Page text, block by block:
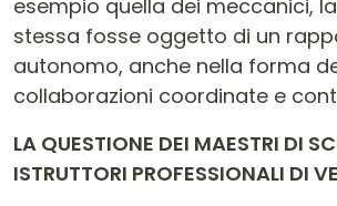
esempio quella dei meccanici,
stessa fosse oggetto di un
autonomo, anche nella forma
collaborazioni coordinate e
LA QUESTIONE DEI MAESTRI DI
ISTRUTTORI PROFESSIONALI DI